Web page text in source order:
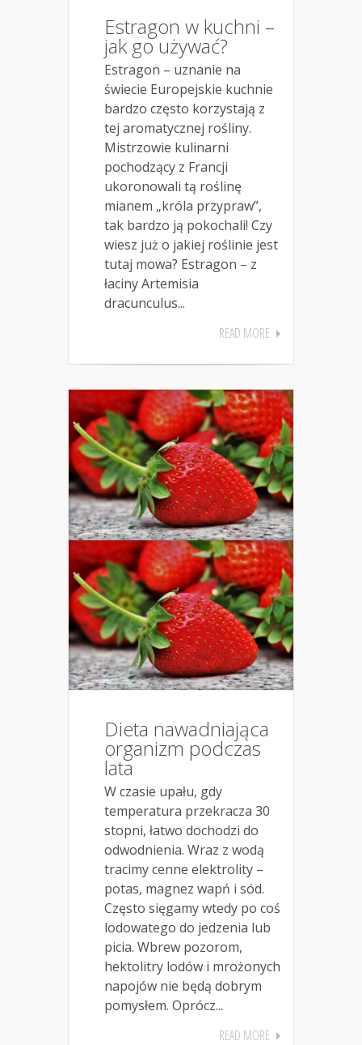
Estragon w kuchni –
jak go używać?
Estragon – uznanie na
świecie Europejskie kuchnie
bardzo często korzystają z
tej aromatycznej rośliny.
Mistrzowie kulinarni
pochodzący z Francji
ukoronowali tą roślinę
mianem „króla przypraw”,
tak bardzo ją pokochali! Czy
wiesz już o jakiej roślinie jest
tutaj mowa? Estragon – z
łaciny Artemisia
dracunculus...
READ MORE
Dieta nawadniająca
organizm podczas
lata
W czasie upału, gdy
temperatura przekracza 30
stopni, łatwo dochodzi do
odwodnienia. Wraz z wodą
tracimy cenne elektrolity –
potas, magnez wapń i sód.
Często sięgamy wtedy po coś
lodowatego do jedzenia lub
picia. Wbrew pozorom,
hektolitry lodów i mrożonych
napojów nie będą dobrym
pomysłem. Oprócz...
READ MORE